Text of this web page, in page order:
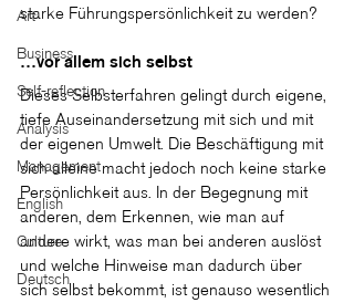
Art
Business
Self-reflection
Analysis
Management
English
Culture
Deutsch
starke Führungspersönlichkeit zu werden?
…vor allem sich selbst
Dieses Selbsterfahren gelingt durch eigene,
tiefe Auseinandersetzung mit sich und mit
der eigenen Umwelt. Die Beschäftigung mit
sich alleine macht jedoch noch keine starke
Persönlichkeit aus. In der Begegnung mit
anderen, dem Erkennen, wie man auf
andere wirkt, was man bei anderen auslöst
und welche Hinweise man dadurch über
sich selbst bekommt, ist genauso wesentlich